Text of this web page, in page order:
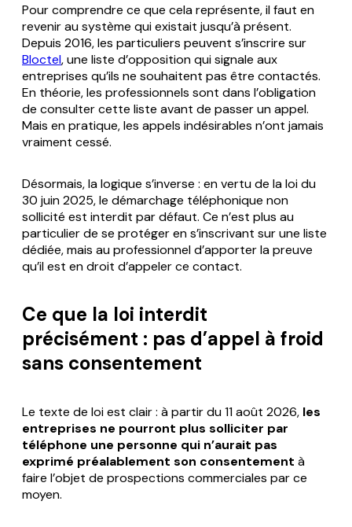
Pour comprendre ce que cela représente, il faut en
revenir au système qui existait jusqu’à présent.
Depuis 2016, les particuliers peuvent s’inscrire sur
Bloctel, une liste d’opposition qui signale aux
entreprises qu’ils ne souhaitent pas être contactés.
En théorie, les professionnels sont dans l’obligation
de consulter cette liste avant de passer un appel.
Mais en pratique, les appels indésirables n’ont jamais
vraiment cessé.
Désormais, la logique s’inverse : en vertu de la loi du
30 juin 2025, le démarchage téléphonique non
sollicité est interdit par défaut. Ce n’est plus au
particulier de se protéger en s’inscrivant sur une liste
dédiée, mais au professionnel d’apporter la preuve
qu’il est en droit d’appeler ce contact.
Ce que la loi interdit
précisément : pas d’appel à froid
sans consentement
Le texte de loi est clair : à partir du 11 août 2026, les
entreprises ne pourront plus solliciter par
téléphone une personne qui n’aurait pas
exprimé préalablement son consentement à
faire l’objet de prospections commerciales par ce
moyen.